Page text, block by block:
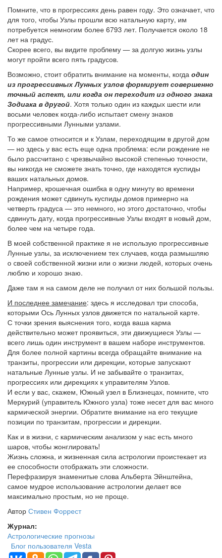
Помните, что в прогрессиях день равен году. Это означает, что
для того, чтобы Узлы прошли всю натальную карту, им
потребуется немногим более 6793 лет. Получается около 18
лет на градус.
Скорее всего, вы видите проблему — за долгую жизнь узлы
могут пройти всего пять градусов.
Возможно, стоит обратить внимание на моменты, когда один
из прогрессивных Лунных узлов формирует совершенно
точный аспект, или когда он переходит из одного знака
Зодиака в другой. Хотя только один из каждых шести или
восьми человек когда-либо испытает смену знаков
прогрессивными Лунными узлами.
То же самое относится и к Узлам, переходящим в другой дом
— но здесь у вас есть еще одна проблема: если рождение не
было рассчитано с чрезвычайно высокой степенью точности,
вы никогда не сможете знать точно, где находятся куспиды
ваших натальных домов.
Например, крошечная ошибка в одну минуту во времени
рождения может сдвинуть куспиды домов примерно на
четверть градуса — это немного, но этого достаточно, чтобы
сдвинуть дату, когда прогрессивные Узлы входят в новый дом,
более чем на четыре года.
В моей собственной практике я не использую прогрессивные
Лунные узлы, за исключением тех случаев, когда размышляю
о своей собственной жизни или о жизни людей, которых очень
люблю и хорошо знаю.
Даже там я на самом деле не получил от них большой пользы.
И последнее замечание: здесь я исследовал три способа,
которыми Ось Лунных узлов движется по натальной карте.
С точки зрения выяснения того, когда ваша карма
действительно может проявиться, эти движущиеся Узлы —
всего лишь один инструмент в вашем наборе инструментов.
Для более полной картины всегда обращайте внимание на
транзиты, прогрессии или дирекции, которые запускают
натальные Лунные узлы. И не забывайте о транзитах,
прогрессиях или дирекциях к управителям Узлов.
И если у вас, скажем, Южный узел в Близнецах, помните, что
Меркурий (управитель Южного узла) тоже несет для вас много
кармической энергии. Обратите внимание на его текущие
позиции по транзитам, прогрессии и дирекции.
Как и в жизни, с кармическим анализом у нас есть много
шаров, чтобы жонглировать!
Жизнь сложна, и жизненная сила астрологии проистекает из
ее способности отображать эти сложности.
Перефразируя знаменитые слова Альберта Эйнштейна,
самое мудрое использование астрологии делает все
максимально простым, но не проще.
Автор Стивен Форрест
Журнал:
Астрологические прогнозы
Блог пользователя Vesta